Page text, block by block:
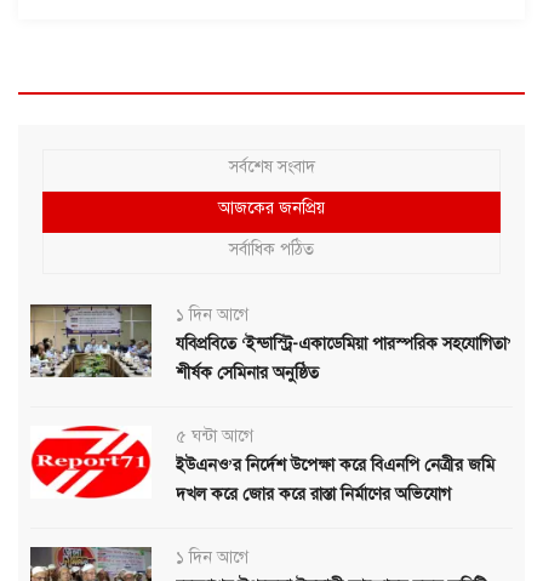
সর্বশেষ সংবাদ
আজকের জনপ্রিয়
সর্বাধিক পঠিত
১ দিন আগে
যবিপ্রবিতে ‘ইন্ডাস্ট্রি-একাডেমিয়া পারস্পরিক সহযোগিতা’
শীর্ষক সেমিনার অনুষ্ঠিত
৫ ঘন্টা আগে
ইউএনও’র নির্দেশ উপেক্ষা করে বিএনপি নেত্রীর জমি
দখল করে জোর করে রাস্তা নির্মাণের অভিযোগ
১ দিন আগে